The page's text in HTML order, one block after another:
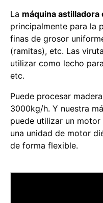
La máquina astilladora
principalmente para la
finas de grosor
(ramitas), etc. Las
utilizar como lecho
etc.
Puede procesar
3000kg/h. Y nuestra
puede utilizar un
una unidad de motor
de forma flexible.